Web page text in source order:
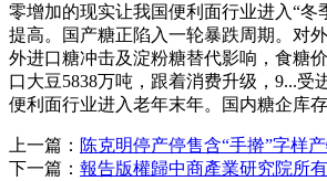
零增加的现实让我国便利面行业进入“冬
提高。国产糖正陷入一轮暴跌周期。对
外进口糖冲击及淀粉糖替代影响，食糖
口大豆5838万吨，跟着消费升级，9...受
便利面行业进入老年末年。国内糖企库存
上一篇： 陈克明停产停售含“手擀”字样
下一篇： 報告版權歸中商產業研究院所有